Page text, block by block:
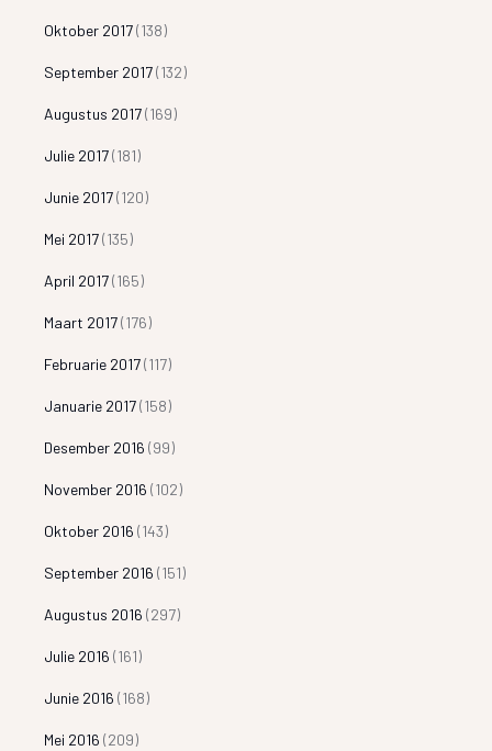
Oktober 2017(138)
September 2017(132)
Augustus 2017(169)
Julie 2017(181)
Junie 2017(120)
Mei 2017(135)
April 2017(165)
Maart 2017(176)
Februarie 2017(117)
Januarie 2017(158)
Desember 2016 (99)
November 2016 (102)
Oktober 2016 (143)
September 2016 (151)
Augustus 2016 (297)
Julie 2016 (161)
Junie 2016 (168)
Mei 2016 (209)